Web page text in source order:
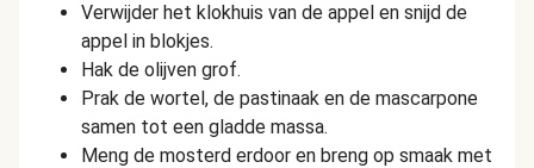
Verwijder het klokhuis van de appel en snijd de
appel in blokjes.
Hak de olijven grof.
Prak de wortel, de pastinaak en de mascarpone
samen tot een gladde massa.
Meng de mosterd erdoor en breng op smaak met